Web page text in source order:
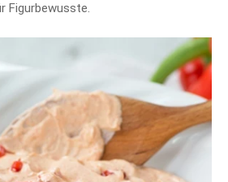
Figurbewusste.